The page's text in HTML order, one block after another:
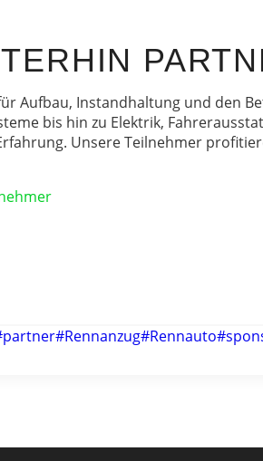
Aufbau, Instandhaltung und den
bis hin zu Elektrik,
Unsere Teilnehmer
partner#Rennanzug#Rennauto#